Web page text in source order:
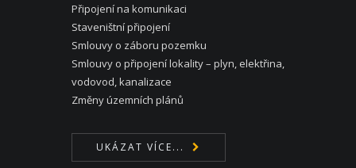
Připojení na komunikaci
Staveništní připojení
Smlouvy o záboru pozemku
Smlouvy o připojení lokality – plyn, elektřina,
vodovod, kanalizace
Změny územních plánů
UKÁZAT VÍCE...